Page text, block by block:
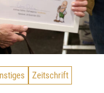
Zeitschrift